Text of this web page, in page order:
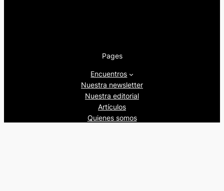
Pages
Encuentros
Nuestra newsletter
Nuestra editorial
Artículos
Quienes somos